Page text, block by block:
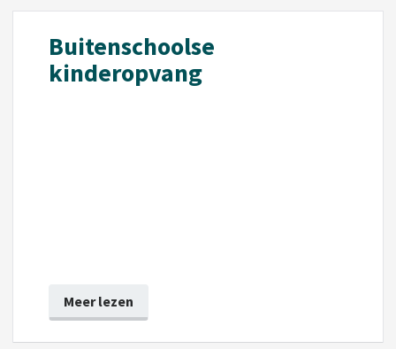
Buitenschoolse
kinderopvang
Meer lezen